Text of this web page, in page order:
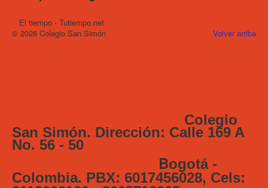
El tiempo - Tutiempo.net
Volver arriba
© 2026 Colegio San Simón
Colegio
San Simón. Dirección: Calle 169 A
No. 56 - 50
Bogotá -
Colombia. PBX: 6017456028, Cels: